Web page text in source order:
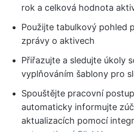
rok a celková hodnota
Použijte tabulkový pohled
zprávy o aktivech
Přiřazujte a sledujte úkoly
vyplňováním šablony pro
Spouštějte pracovní
automaticky informujte
aktualizacích pomocí